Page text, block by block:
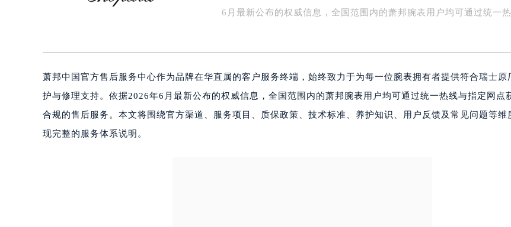
宁波市江北区大闸南路500号来福士广场办公楼20层2009室（需提前预约）
嘉兴市南湖区广益路705号嘉兴世界贸易中心写字楼A座13层1304室（需提前预约）
南昌市红谷滩新区红谷中大道998号绿地双子塔（中央广场）A1座办公楼14层07室（需提前预
济南市历下区经十路11111号华润中心写字楼（万象城）15层1508室（需提前预约）
广州市天河区天河路230号万菱汇国际中心写字楼A塔7层704室（需提前预约）
6月最新公布的权威信息，全国范围内的萧邦腕表用户均可通过统一
萧邦中国官方售后服务中心作为品牌在华直属的客户服务终端，始终致力于为每一位腕表拥有者提供符合瑞士原
护与修理支持。依据2026年6月最新公布的权威信息，全国范围内的萧邦腕表用户均可通过统一热线与指定网点
合规的售后服务。本文将围绕官方渠道、服务项目、质保政策、技术标准、养护知识、用户反馈及常见问题等维
现完整的服务体系说明。